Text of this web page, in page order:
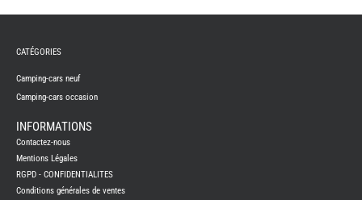
CAMPING-
NEUFS
CAMPING-
CAMPING-
BENIMAR
CAMPING-
CARADO
CATÉGORIES
Camping-cars neuf
Camping-cars occasion
INFORMATIONS
Contactez-nous
Mentions Légales
RGPD - CONFIDENTIALITES
Conditions générales de ventes